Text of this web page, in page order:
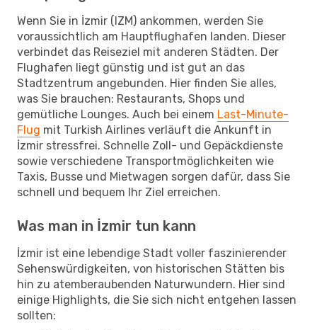
Wenn Sie in İzmir (IZM) ankommen, werden Sie
voraussichtlich am Hauptflughafen landen. Dieser
verbindet das Reiseziel mit anderen Städten. Der
Flughafen liegt günstig und ist gut an das
Stadtzentrum angebunden. Hier finden Sie alles,
was Sie brauchen: Restaurants, Shops und
gemütliche Lounges. Auch bei einem Last-Minute-
Flug mit Turkish Airlines verläuft die Ankunft in
İzmir stressfrei. Schnelle Zoll- und Gepäckdienste
sowie verschiedene Transportmöglichkeiten wie
Taxis, Busse und Mietwagen sorgen dafür, dass Sie
schnell und bequem Ihr Ziel erreichen.
Was man in İzmir tun kann
İzmir ist eine lebendige Stadt voller faszinierender
Sehenswürdigkeiten, von historischen Stätten bis
hin zu atemberaubenden Naturwundern. Hier sind
einige Highlights, die Sie sich nicht entgehen lassen
sollten: